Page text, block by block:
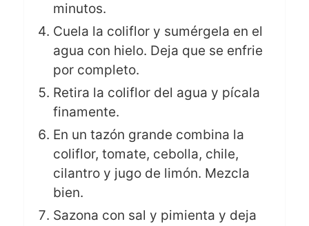
minutos.
Cuela la coliflor y sumérgela en el
agua con hielo. Deja que se enfrie
por completo.
Retira la coliflor del agua y pícala
finamente.
En un tazón grande combina la
coliflor, tomate, cebolla, chile,
cilantro y jugo de limón. Mezcla
bien.
Sazona con sal y pimienta y deja